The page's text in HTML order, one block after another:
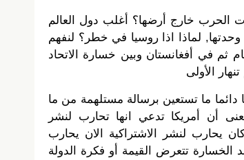
الحرب خارج أرضها؟ أغلب دول العالم
لماذا اذا روسيا في خطر؟ لنفهم
ثم في أفغانستان وبين خسارة الاتحاد
الأولى
دائما ما تستعين برسالة مستلهمة من ما
أن أمريكا تدعي انها تحارب لنشر
كان يحارب لنشر الاشتراكية الان يحارب
تتعرض القيمة أو فكرة الدولة